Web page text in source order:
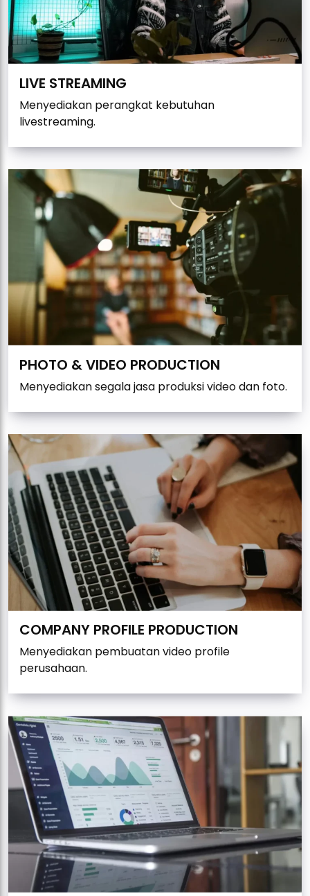
LIVE STREAMING
Menyediakan perangkat kebutuhan
livestreaming.
PHOTO & VIDEO PRODUCTION
Menyediakan segala jasa produksi video dan foto.
COMPANY PROFILE PRODUCTION
Menyediakan pembuatan video profile
perusahaan.